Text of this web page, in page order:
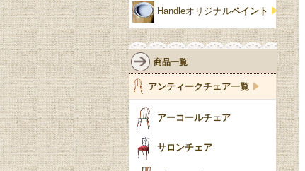
壁掛け家具
パーテーション・間
仕切り
ガーデンファニチャ
ミッドセンチュリー
アールデコ
脚のモチーフ一覧
ターニングレッグ
バルボスレッグ
ボビンターニング
ツイスト
リリパットレーン
アングルポイズ
ウォーカー＆ホール
Handleオリジナルペイント
商品一覧
アンティークチェア一覧
アーコールチェア
サロンチェア